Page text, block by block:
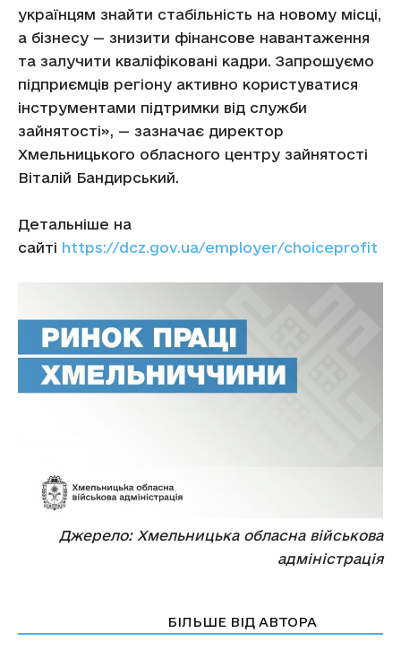
українцям знайти стабільність на новому місці,
а бізнесу — знизити фінансове навантаження
та залучити кваліфіковані кадри. Запрошуємо
підприємців регіону активно користуватися
інструментами підтримки від служби
зайнятості», — зазначає директор
Хмельницького обласного центру зайнятості
Віталій Бандирський.
Детальніше на
сайті https://dcz.gov.ua/employer/choiceprofit
Джерело: Хмельницька обласна військова
адміністрація
БІЛЬШЕ ВІД АВТОРА